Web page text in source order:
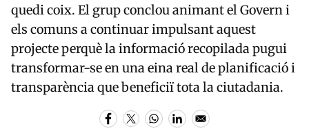
quedi coix. El grup conclou animant el Govern i
els comuns a continuar impulsant aquest
projecte perquè la informació recopilada pugui
transformar-se en una eina real de planificació i
transparència que beneficiï tota la ciutadania.